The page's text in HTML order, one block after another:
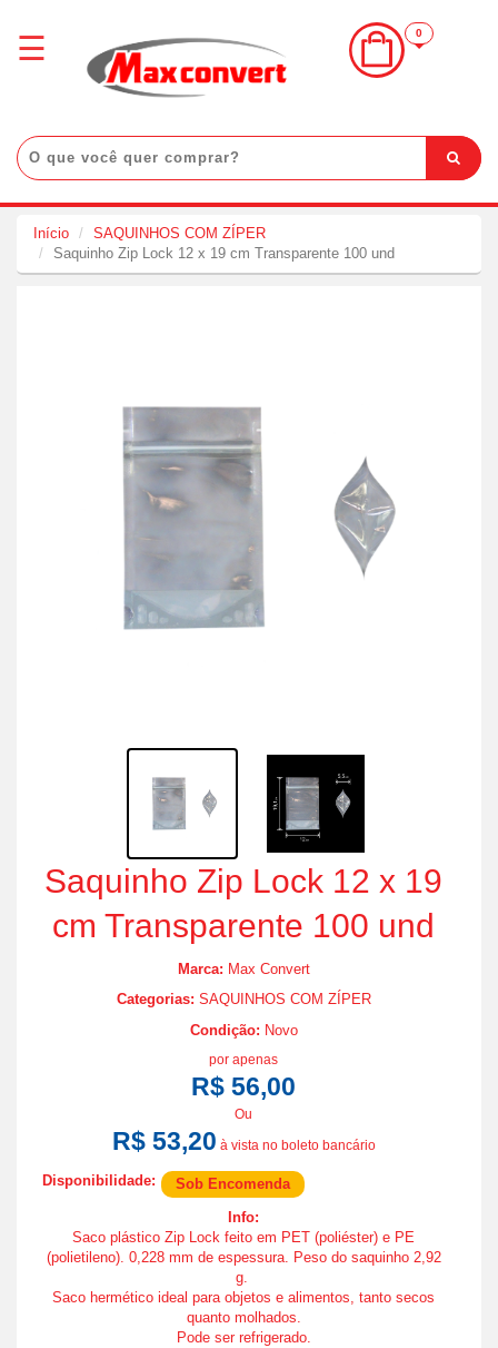
Login
Categorias
Destaques
Lançamentos
☰ 0
Início
SAQUINHOS COM ZÍPER
Saquinho Zip Lock 12 x 19 cm Transparente 100 und
Saquinho Zip Lock 12 x 19
cm Transparente 100 und
Marca: Max Convert
Categorias: SAQUINHOS COM ZÍPER
Condição: Novo
por apenas
R$ 56,00
Ou
R$ 53,20 à vista no boleto bancário
Disponibilidade: Sob Encomenda
Info:
Saco plástico Zip Lock feito em PET (poliéster) e PE
(polietileno). 0,228 mm de espessura. Peso do saquinho 2,92
g.
Saco hermético ideal para objetos e alimentos, tanto secos
quanto molhados.
Pode ser refrigerado.